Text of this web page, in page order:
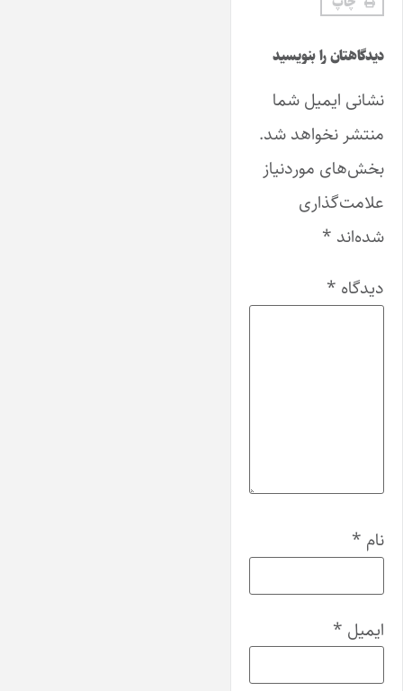
دیدگاهتان را بنویسید
نشانی ایمیل شما
منتشر نخواهد شد.
بخش‌های موردنیاز
علامت‌گذاری
شده‌اند *
دیدگاه *
نام *
ایمیل *